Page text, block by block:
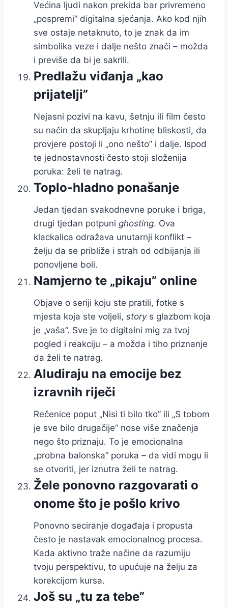
Većina ljudi nakon prekida bar privremeno
„pospremi” digitalna sjećanja. Ako kod njih
sve ostaje netaknuto, to je znak da im
simbolika veze i dalje nešto znači – možda
i previše da bi je sakrili.
Predlažu viđanja „kao
prijatelji”
Nejasni pozivi na kavu, šetnju ili film često
su način da skupljaju krhotine bliskosti, da
provjere postoji li „ono nešto” i dalje. Ispod
te jednostavnosti često stoji složenija
poruka: želi te natrag.
Toplo-hladno ponašanje
Jedan tjedan svakodnevne poruke i briga,
drugi tjedan potpuni ghosting. Ova
klackalica odražava unutarnji konflikt –
želju da se približe i strah od odbijanja ili
ponovljene boli.
Namjerno te „pikaju” online
Objave o seriji koju ste pratili, fotke s
mjesta koja ste voljeli, storys glazbom koja
je „vaša”. Sve je to digitalni mig za tvoj
pogled i reakciju – a možda i tiho priznanje
da želi te natrag.
Aludiraju na emocije bez
izravnih riječi
Rečenice poput „Nisi ti bilo tko” ili „S tobom
je sve bilo drugačije” nose više značenja
nego što priznaju. To je emocionalna
„probna balonska” poruka – da vidi mogu li
se otvoriti, jer iznutra želi te natrag.
Žele ponovno razgovarati o
onome što je pošlo krivo
Ponovno seciranje događaja i propusta
često je nastavak emocionalnog procesa.
Kada aktivno traže načine da razumiju
tvoju perspektivu, to upućuje na želju za
korekcijom kursa.
Još su „tu za tebe”